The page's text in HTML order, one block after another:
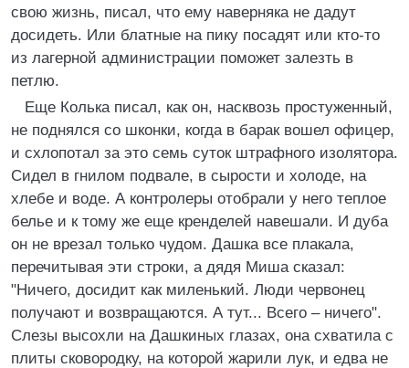
свою жизнь, писал, что ему наверняка не дадут
досидеть. Или блатные на пику посадят или кто-то
из лагерной администрации поможет залезть в
петлю.
Еще Колька писал, как он, насквозь простуженный,
не поднялся со шконки, когда в барак вошел офицер,
и схлопотал за это семь суток штрафного изолятора.
Сидел в гнилом подвале, в сырости и холоде, на
хлебе и воде. А контролеры отобрали у него теплое
белье и к тому же еще кренделей навешали. И дуба
он не врезал только чудом. Дашка все плакала,
перечитывая эти строки, а дядя Миша сказал:
"Ничего, досидит как миленький. Люди червонец
получают и возвращаются. А тут... Всего – ничего".
Слезы высохли на Дашкиных глазах, она схватила с
плиты сковородку, на которой жарили лук, и едва не